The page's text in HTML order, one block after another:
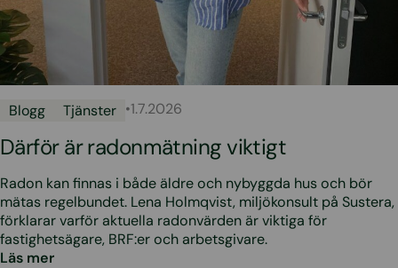
Blogg Tjänster •1.7.2026
Därför är radonmätning viktigt
Radon kan finnas i både äldre och nybyggda hus och bör
mätas regelbundet. Lena Holmqvist, miljökonsult på Sustera,
förklarar varför aktuella radonvärden är viktiga för
fastighetsägare, BRF:er och arbetsgivare.
Läs mer